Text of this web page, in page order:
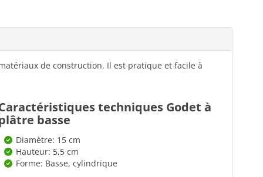
de construction. Il est pratique et facile à
techniques Godet à
basse
Diamètre: 15 cm
Hauteur: 5,5 cm
Forme: Basse, cylindrique